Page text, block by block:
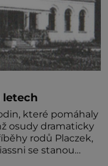
letech
které pomáhaly
osudy dramaticky
rodů Placzek,
se stanou